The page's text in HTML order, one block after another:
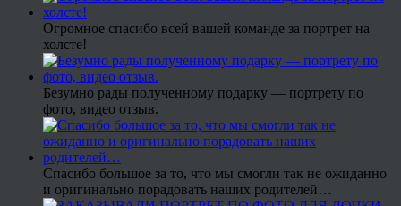
Огромное спасибо всей вашей команде за портрет на
холсте!
Безумно рады полученному подарку — портрету по
фото, видео отзыв.
Спасибо большое за то, что мы смогли так не ожиданно
и оригинально порадовать наших родителей…